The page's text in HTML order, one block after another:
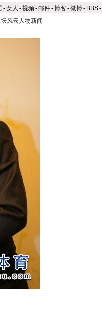
-女人 -视频-邮件-博客-微博- BBS-
风云人物新闻